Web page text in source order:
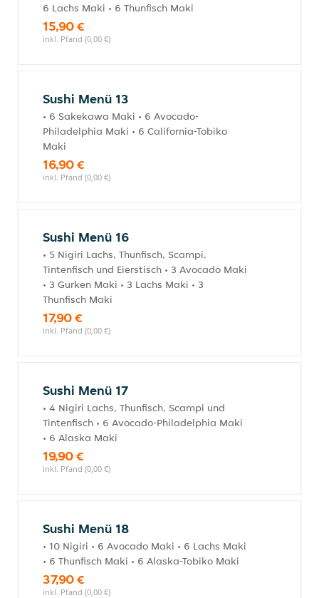
6 Lachs Maki • 6 Thunfisch Maki
15,90 €
inkl. Pfand (0,00 €)
Sushi Menü 13
• 6 Sakekawa Maki • 6 Avocado-
Philadelphia Maki • 6 California-Tobiko
Maki
16,90 €
inkl. Pfand (0,00 €)
Sushi Menü 16
• 5 Nigiri Lachs, Thunfisch, Scampi,
Tintenfisch und Eierstisch • 3 Avocado Maki
• 3 Gurken Maki • 3 Lachs Maki • 3
Thunfisch Maki
17,90 €
inkl. Pfand (0,00 €)
Sushi Menü 17
• 4 Nigiri Lachs, Thunfisch, Scampi und
Tintenfisch • 6 Avocado-Philadelphia Maki
• 6 Alaska Maki
19,90 €
inkl. Pfand (0,00 €)
Sushi Menü 18
• 10 Nigiri • 6 Avocado Maki • 6 Lachs Maki
• 6 Thunfisch Maki • 6 Alaska-Tobiko Maki
37,90 €
inkl. Pfand (0,00 €)